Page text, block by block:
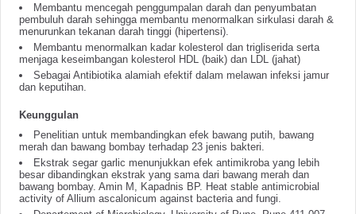
Membantu mencegah penggumpalan darah dan penyumbatan
pembuluh darah sehingga membantu menormalkan sirkulasi darah &
menurunkan tekanan darah tinggi (hipertensi).
Membantu menormalkan kadar kolesterol dan trigliserida serta
menjaga keseimbangan kolesterol HDL (baik) dan LDL (jahat)
Sebagai Antibiotika alamiah efektif dalam melawan infeksi jamur
dan keputihan.
Keunggulan
Penelitian untuk membandingkan efek bawang putih, bawang
merah dan bawang bombay terhadap 23 jenis bakteri.
Ekstrak segar garlic menunjukkan efek antimikroba yang lebih
besar dibandingkan ekstrak yang sama dari bawang merah dan
bawang bombay. Amin M, Kapadnis BP. Heat stable antimicrobial
activity of Allium ascalonicum against bacteria and fungi.